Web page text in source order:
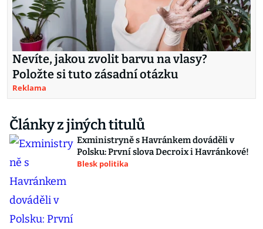
Nevíte, jakou zvolit barvu na vlasy?
Položte si tuto zásadní otázku
Reklama
Články z jiných titulů
Exministryně s Havránkem dováděli v
Polsku: První slova Decroix i Havránkové!
Blesk politika